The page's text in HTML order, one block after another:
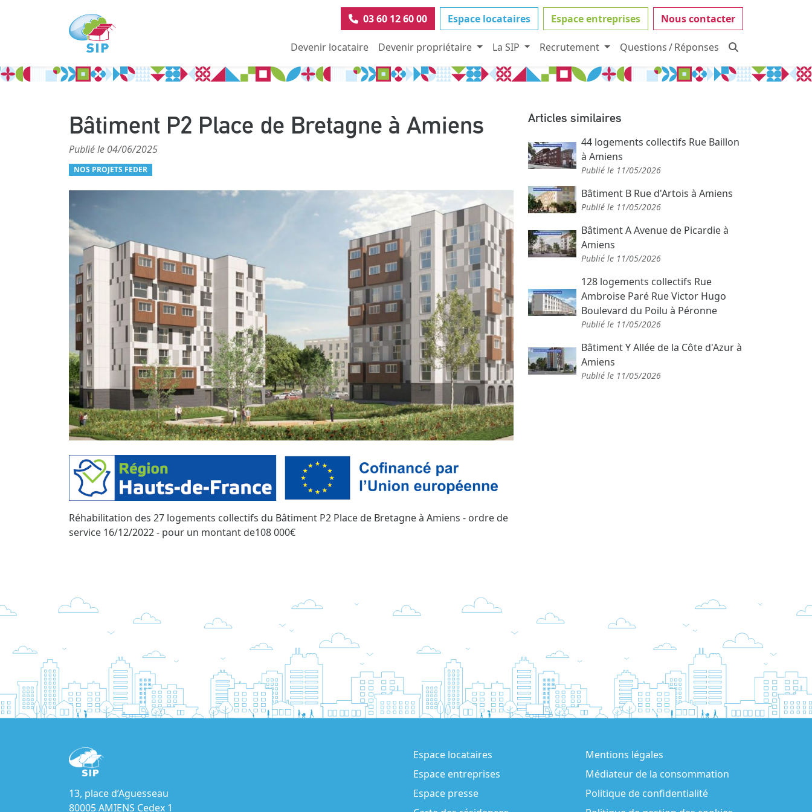
03 60 12 60 00 Espace locataires Espace entreprises Nous contacter
Devenir locataire Devenir propriétaire La SIP Recrutement Questions / Réponses
Bâtiment P2 Place de Bretagne à Amiens
Publié le 04/06/2025
NOS PROJETS FEDER
Réhabilitation des 27 logements collectifs du Bâtiment P2 Place de Bretagne à Amiens - ordre de
service 16/12/2022 - pour un montant de108 000€
Articles similaires
44 logements collectifs Rue Baillon
à Amiens
Publié le 11/05/2026
Bâtiment B Rue d'Artois à Amiens
Publié le 11/05/2026
Bâtiment A Avenue de Picardie à
Amiens
Publié le 11/05/2026
128 logements collectifs Rue
Ambroise Paré Rue Victor Hugo
Boulevard du Poilu à Péronne
Publié le 11/05/2026
Bâtiment Y Allée de la Côte d'Azur à
Amiens
Publié le 11/05/2026
13, place d’Aguesseau
80005 AMIENS Cedex 1
Espace locataires
Espace entreprises
Espace presse
Mentions légales
Médiateur de la consommation
Politique de confidentialité